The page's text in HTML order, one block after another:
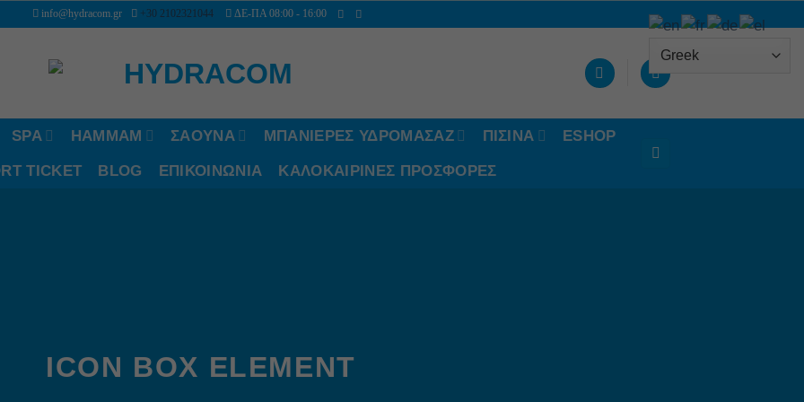
info@hydracom.gr +30 2102321044 ΔΕ-ΠΑ 08:00 - 16:00
SPA HAMMAM ΣΑΟΥΝΑ ΜΠΑΝΙΕΡΕΣ ΥΔΡΟΜΑΣΑΖ ΠΙΣΙΝΑ ESHOP
TICKET BLOG ΕΠΙΚΟΙΝΩΝΙΑ ΚΑΛΟΚΑΙΡΙΝΈΣ ΠΡΟΣΦΟΡΈΣ
ICON BOX ELEMENT